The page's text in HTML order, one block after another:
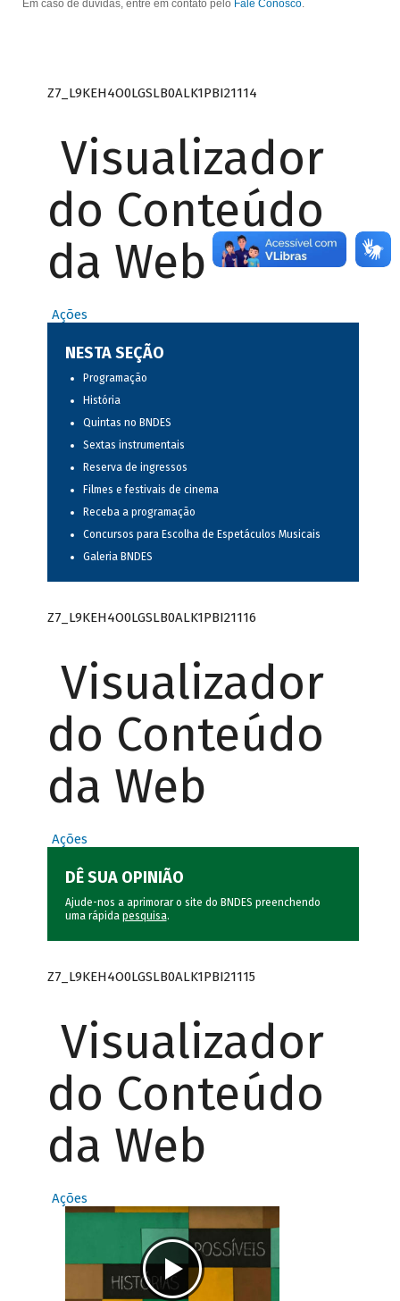
Em caso de dúvidas, entre em contato pelo Fale Conosco.
Z7_L9KEH4O0LGSLB0ALK1PBI21114
Visualizador
do Conteúdo
da Web
Ações
NESTA SEÇÃO
Programação
História
Quintas no BNDES
Sextas instrumentais
Reserva de ingressos
Filmes e festivais de cinema
Receba a programação
Concursos para Escolha de Espetáculos Musicais
Galeria BNDES
Z7_L9KEH4O0LGSLB0ALK1PBI21116
Visualizador
do Conteúdo
da Web
Ações
DÊ SUA OPINIÃO
Ajude-nos a aprimorar o site do BNDES preenchendo
uma rápida pesquisa.
Z7_L9KEH4O0LGSLB0ALK1PBI21115
Visualizador
do Conteúdo
da Web
Ações